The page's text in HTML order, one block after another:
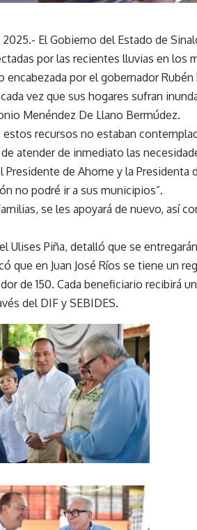
El Gobierno del Estado de
por las recientes lluvias en los
encabezada por el gobernador Rubén
vez que sus hogares sufran
Menéndez De Llano Bermúdez.
recursos no estaban
atender de inmediato las
de Ahome y la Presidenta
no podré ir a sus municipios”.
se les apoyará de nuevo, así
Ulises Piña, detalló que se
en Juan José Ríos se tiene un
de 150. Cada beneficiario recibirá
del DIF y SEBIDES.